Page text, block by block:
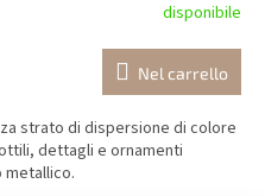
disponibile
Nel carrello
strato di dispersione di colore
dettagli e ornamenti